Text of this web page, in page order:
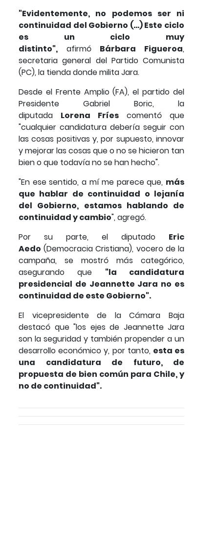
"Evidentemente, no podemos ser ni
continuidad del Gobierno (...) Este ciclo
es un ciclo muy
distinto", afirmó Bárbara Figueroa,
secretaria general del Partido Comunista
(PC), la tienda donde milita Jara.
Desde el Frente Amplio (FA), el partido del
Presidente Gabriel Boric, la
diputada Lorena Fríes comentó que
"cualquier candidatura debería seguir con
las cosas positivas y, por supuesto, innovar
y mejorar las cosas que o no se hicieron tan
bien o que todavía no se han hecho".
"En ese sentido, a mí me parece que, más
que hablar de continuidad o lejanía
del Gobierno, estamos hablando de
continuidad y cambio", agregó.
Por su parte, el diputado Eric
Aedo (Democracia Cristiana), vocero de la
campaña, se mostró más categórico,
asegurando que "la candidatura
presidencial de Jeannette Jara no es
continuidad de este Gobierno".
El vicepresidente de la Cámara Baja
destacó que "los ejes de Jeannette Jara
son la seguridad y también propender a un
desarrollo económico y, por tanto, esta es
una candidatura de futuro, de
propuesta de bien común para Chile, y
no de continuidad".